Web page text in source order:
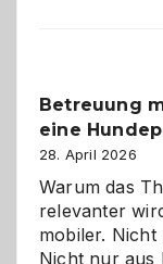
Betreuung
eine
28. April 2026
Warum das
relevanter
mobiler.
Nicht nur aus